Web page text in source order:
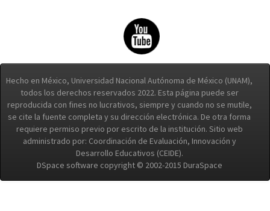
Hecho en México, Universidad Nacional Autónoma de México (UNAM),
todos los derechos reservados 2022. Esta página puede ser
reproducida con fines no lucrativos, siempre y cuando no se mutile,
se cite la fuente completa y su dirección electrónica. De otra forma
requiere permiso previo por escrito de la institución. Sitio web
administrado por: Coordinación de Evaluación, Innovación y
Desarrollo Educativos (CEIDE).
DSpace software copyright © 2002-2015 DuraSpace